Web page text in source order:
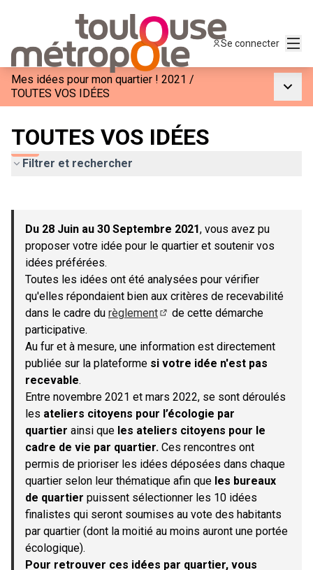
Se connecter
Mes idées pour mon quartier ! 2021 /
TOUTES VOS IDÉES
TOUTES VOS IDÉES
Filtrer et rechercher
−
Du 28 Juin au 30 Septembre 2021, vous avez pu
proposer votre idée pour le quartier et soutenir vos
idées préférées.
Toutes les idées ont été analysées pour vérifier
qu'elles répondaient bien aux critères de recevabilité
dans le cadre du règlement
de cette démarche
participative.
Au fur et à mesure, une information est directement
publiée sur la plateforme si votre idée n'est pas
recevable.
Entre novembre 2021 et mars 2022, se sont déroulés
les ateliers citoyens pour l’écologie par
quartier ainsi que les ateliers citoyens pour le
cadre de vie par quartier. Ces rencontres ont
permis de prioriser les idées déposées dans chaque
quartier selon leur thématique afin que les bureaux
de quartier puissent sélectionner les 10 idées
finalistes qui seront soumises au vote des habitants
par quartier (dont la moitié au moins auront une portée
écologique).
Pour retrouver ces idées par quartier, vous